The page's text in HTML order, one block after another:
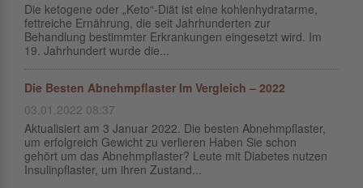
Die ketogene oder „Keto“-Diät ist eine kohlenhydratarme,
fettreiche Ernährung, die seit Jahrhunderten zur
Behandlung bestimmter Erkrankungen eingesetzt wird. Im
19. Jahrhundert wurde die...
Die Besten Abnehmpflaster Im Vergleich – 2022
03.01.2022 08:37
Aktualisiert am 3 Januar 2022. Die besten Abnehmpflaster,
um erfolgreich Gewicht zu verlieren Haben Sie schon
gehört um das Abnehmpflaster? Leute mit Diabetes nutzen
Insulinpflaster, um ihren Zustand...